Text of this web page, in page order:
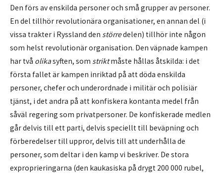
Den förs av enskilda personer och små grupper av personer.
En del tillhör revolutionära organisationer, en annan del (i
vissa trakter i Ryssland den störredelen) tillhör inte någon
som helst revolutionär organisation. Den väpnade kampen
har två olikasyften, som striktmåste hållas åtskilda: i det
första fallet är kampen inriktad på att döda enskilda
personer, chefer och underordnade i militär och polisiär
tjänst, i det andra på att konfiskera kontanta medel från
såväl regering som privatpersoner. De konfiskerade medlen
går delvis till ett parti, delvis speciellt till beväpning och
förberedelser till uppror, delvis till att underhålla de
personer, som deltar i den kamp vi beskriver. De stora
exproprieringarna (den kaukasiska på drygt 200 000 rubel,